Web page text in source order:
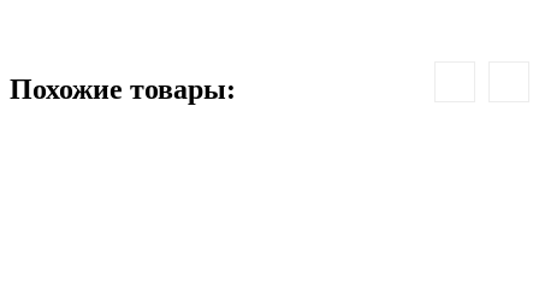
Похожие товары: